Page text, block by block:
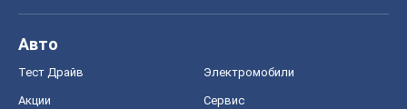
Авто
Тест Драйв Электромобили
Акции Сервис